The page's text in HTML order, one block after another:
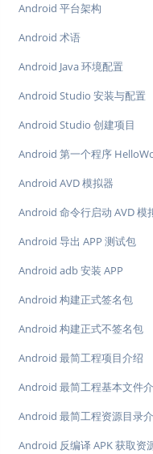
Android 平台架构
Android 术语
Android Java 环境配置
Android Studio 安装与配置
Android Studio 创建项目
Android 第一个程序
Android AVD 模拟器
Android 命令行启动 AVD 模
Android 导出 APP 测试包
Android adb 安装 APP
Android 构建正式签名包
Android 构建正式不签名包
Android 最简工程项目介绍
Android 最简工程基本文件
Android 最简工程资源目录
Android 反编译 APK 获取资